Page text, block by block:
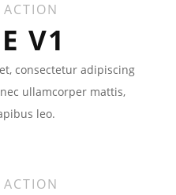
V1
consectetur adipiscing
ullamcorper mattis,
leo.